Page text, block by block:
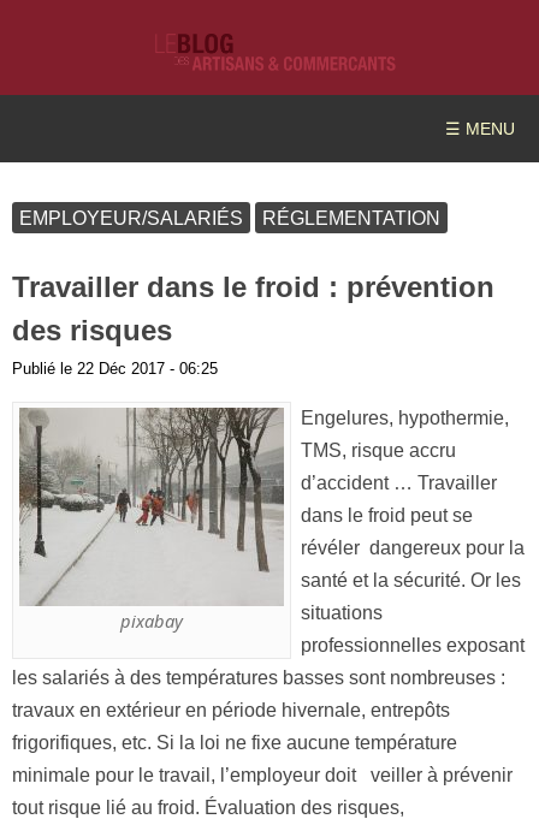
☰ MENU
EMPLOYEUR/SALARIÉS RÉGLEMENTATION
Travailler dans le froid : prévention
des risques
Publié le 22 Déc 2017 - 06:25
pixabay
Engelures, hypothermie,
TMS, risque accru
d’accident … Travailler
dans le froid peut se
révéler dangereux pour la
santé et la sécurité. Or les
situations
professionnelles exposant
les salariés à des températures basses sont nombreuses :
travaux en extérieur en période hivernale, entrepôts
frigorifiques, etc. Si la loi ne fixe aucune température
minimale pour le travail, l’employeur doit veiller à prévenir
tout risque lié au froid. Évaluation des risques,